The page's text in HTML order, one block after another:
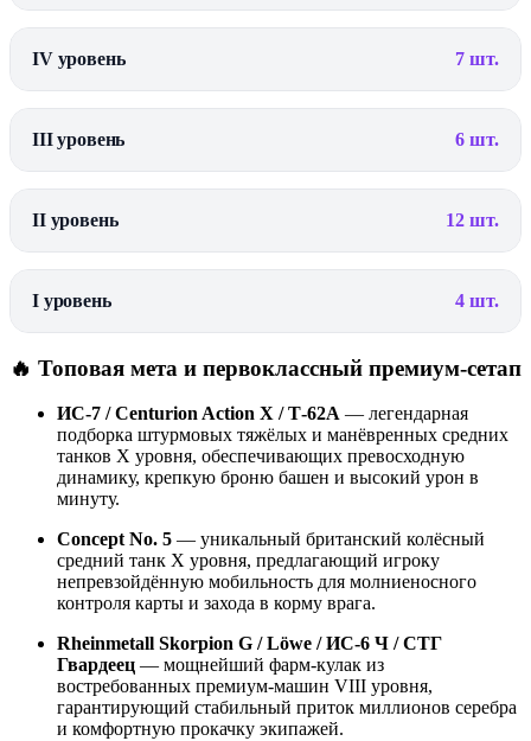
IV уровень 7 шт.
III уровень 6 шт.
II уровень 12 шт.
I уровень 4 шт.
🔥 Топовая мета и первоклассный премиум-сетап
ИС-7 / Centurion Action X / Т-62А — легендарная
подборка штурмовых тяжёлых и манёвренных средних
танков X уровня, обеспечивающих превосходную
динамику, крепкую броню башен и высокий урон в
минуту.
Concept No. 5 — уникальный британский колёсный
средний танк X уровня, предлагающий игроку
непревзойдённую мобильность для молниеносного
контроля карты и захода в корму врага.
Rheinmetall Skorpion G / Löwe / ИС-6 Ч / СТГ
Гвардеец — мощнейший фарм-кулак из
востребованных премиум-машин VIII уровня,
гарантирующий стабильный приток миллионов серебра
и комфортную прокачку экипажей.